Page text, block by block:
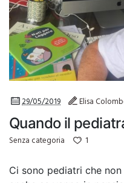
29/05/2019 Elisa
Quando il
Senza categoria 1
Ci sono pediatri che